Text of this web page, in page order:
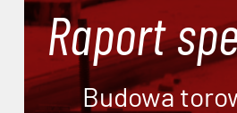
Raport
Budowa